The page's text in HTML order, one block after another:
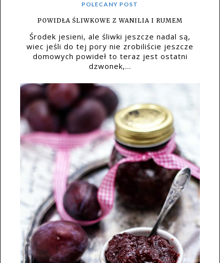
POLECANY POST
POWIDŁA ŚLIWKOWE Z WANILIA I RUMEM
Środek jesieni, ale śliwki jeszcze nadal są,
wiec jeśli do tej pory nie zrobiliście jeszcze
domowych powideł to teraz jest ostatni
dzwonek,...